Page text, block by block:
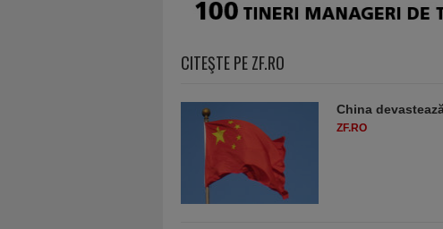
CITEŞTE PE ZF.RO
China
ZF.RO